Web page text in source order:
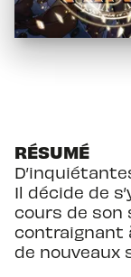
RÉSUMÉ
Il décide de
cours de son
contraignant
de nouveaux